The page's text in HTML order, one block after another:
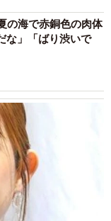
の海で赤銅色の肉体
」「ばり渋いで